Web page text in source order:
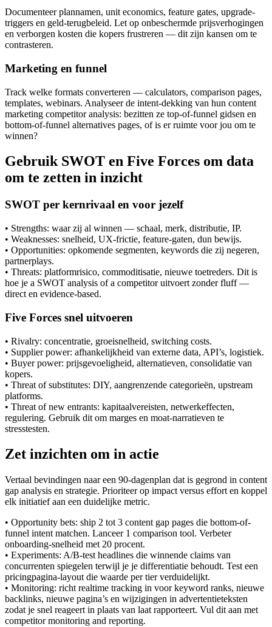
Documenteer plannamen, unit economics, feature gates, upgrade-
triggers en geld-terugbeleid. Let op onbeschermde prijsverhogingen
en verborgen kosten die kopers frustreren — dit zijn kansen om te
contrasteren.
Marketing en funnel
Track welke formats converteren — calculators, comparison pages,
templates, webinars. Analyseer de intent-dekking van hun content
marketing competitor analysis: bezitten ze top-of-funnel gidsen en
bottom-of-funnel alternatives pages, of is er ruimte voor jou om te
winnen?
Gebruik SWOT en Five Forces om data
om te zetten in inzicht
SWOT per kernrivaal en voor jezelf
• Strengths: waar zij al winnen — schaal, merk, distributie, IP.
• Weaknesses: snelheid, UX-frictie, feature-gaten, dun bewijs.
• Opportunities: opkomende segmenten, keywords die zij negeren,
partnerplays.
• Threats: platformrisico, commoditisatie, nieuwe toetreders. Dit is
hoe je a SWOT analysis of a competitor uitvoert zonder fluff —
direct en evidence-based.
Five Forces snel uitvoeren
• Rivalry: concentratie, groeisnelheid, switching costs.
• Supplier power: afhankelijkheid van externe data, API’s, logistiek.
• Buyer power: prijsgevoeligheid, alternatieven, consolidatie van
kopers.
• Threat of substitutes: DIY, aangrenzende categorieën, upstream
platforms.
• Threat of new entrants: kapitaalvereisten, netwerkeffecten,
regulering. Gebruik dit om marges en moat-narratieven te
stresstesten.
Zet inzichten om in actie
Vertaal bevindingen naar een 90-dagenplan dat is gegrond in content
gap analysis en strategie. Prioriteer op impact versus effort en koppel
elk initiatief aan een duidelijke metric.
• Opportunity bets: ship 2 tot 3 content gap pages die bottom-of-
funnel intent matchen. Lanceer 1 comparison tool. Verbeter
onboarding-snelheid met 20 procent.
• Experiments: A/B-test headlines die winnende claims van
concurrenten spiegelen terwijl je je differentiatie behoudt. Test een
pricingpagina-layout die waarde per tier verduidelijkt.
• Monitoring: richt realtime tracking in voor keyword ranks, nieuwe
backlinks, nieuwe pagina’s en wijzigingen in advertentieteksten
zodat je snel reageert in plaats van laat rapporteert. Vul dit aan met
competitor monitoring and reporting.